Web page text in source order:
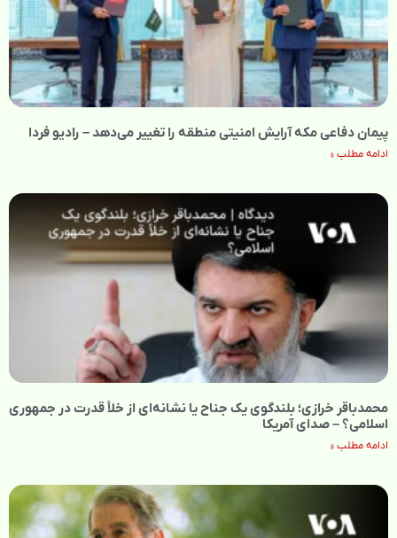
پیمان دفاعی مکه آرایش امنیتی منطقه را تغییر می‌دهد – رادیو فردا
ادامه مطلب »
محمدباقر خرازی؛ بلندگوی یک جناح یا نشانه‌ای از خلأ قدرت در جمهوری
اسلامی؟ – صدای آمریکا
ادامه مطلب »